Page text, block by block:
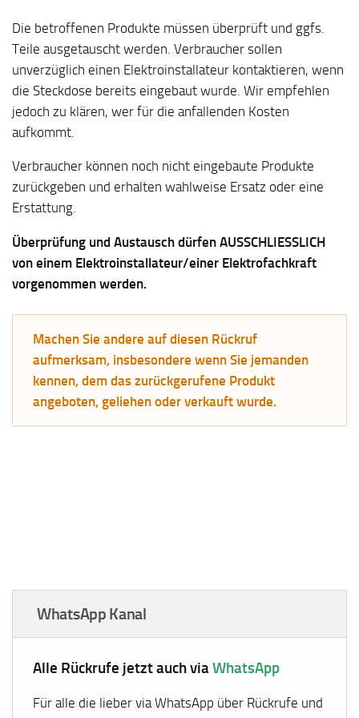
Die betroffenen Produkte müssen überprüft und ggfs.
Teile ausgetauscht werden. Verbraucher sollen
unverzüglich einen Elektroinstallateur kontaktieren, wenn
die Steckdose bereits eingebaut wurde. Wir empfehlen
jedoch zu klären, wer für die anfallenden Kosten
aufkommt.
Verbraucher können noch nicht eingebaute Produkte
zurückgeben und erhalten wahlweise Ersatz oder eine
Erstattung.
Überprüfung und Austausch dürfen AUSSCHLIESSLICH
von einem Elektroinstallateur/einer Elektrofachkraft
vorgenommen werden.
Machen Sie andere auf diesen Rückruf
aufmerksam, insbesondere wenn Sie jemanden
kennen, dem das zurückgerufene Produkt
angeboten, geliehen oder verkauft wurde.
WhatsApp Kanal
Alle Rückrufe jetzt auch viaWhatsApp
Für alle die lieber via WhatsApp über Rückrufe und